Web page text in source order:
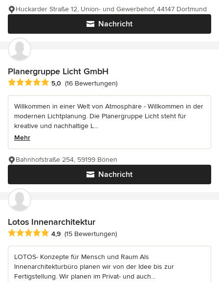
Nachricht
Huckarder Straße 12, Union- und Gewerbehof, 44147 Dortmund
Planergruppe Licht GmbH
Durchschnittliche Bewertung: 5 von 5 Sternen
5,0 (16 Bewertungen)
Willkommen in einer Welt von Atmosphäre - Willkommen in der
modernen Lichtplanung. Die Planergruppe Licht steht für
kreative und nachhaltige L...
Mehr
Nachricht
Bahnhofstraße 254, 59199 Bönen
Lotos Innenarchitektur
Durchschnittliche Bewertung: 4.9 von 5 Sternen
4,9 (15 Bewertungen)
LOTOS- Konzepte für Mensch und Raum Als
Innenarchitekturbüro planen wir von der Idee bis zur
Fertigstellung. Wir planen im Privat- und auch...